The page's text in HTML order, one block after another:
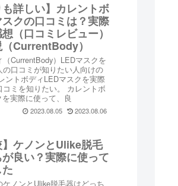
も詳しい】カレントボ
クの口コミは？実際
（口コミレビュー）
CurrentBody）
（CurrentBody）LEDマスクを
の口コミが知りたい人向けの
ントボディLEDマスクを実際
コミを知りたい。 カレントボ
実際に使って、良
2023.08.05 2023.08.06
】ケノンとUlike脱毛
良い？実際に使って
ノンとUlike脱毛器はどっち